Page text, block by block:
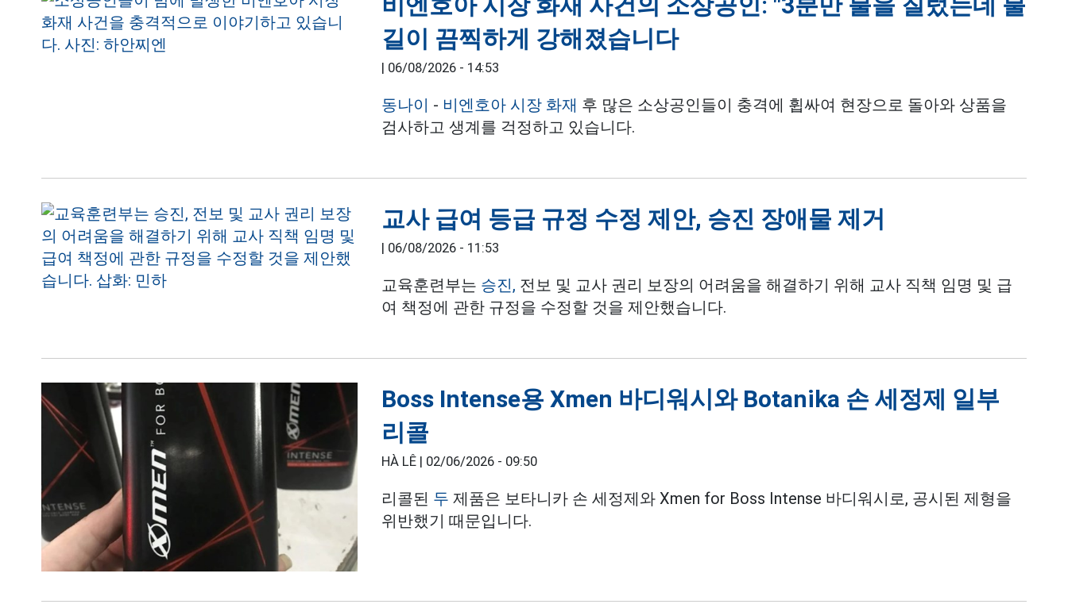
길이 끔찍하게 강해졌습니다
| 06/08/2026 - 14:53
동나이 - 비엔호아 시장 화재 후 많은 소상공인들이 충격에 휩싸여 현장으로 돌아와 상품을
검사하고 생계를 걱정하고 있습니다.
교사 급여 등급 규정 수정 제안, 승진 장애물 제거
| 06/08/2026 - 11:53
교육훈련부는 승진, 전보 및 교사 권리 보장의 어려움을 해결하기 위해 교사 직책 임명 및 급
여 책정에 관한 규정을 수정할 것을 제안했습니다.
Boss Intense용 Xmen 바디워시와 Botanika 손 세정제 일부
리콜
HÀ LÊ | 02/06/2026 - 09:50
리콜된 두 제품은 보타니카 손 세정제와 Xmen for Boss Intense 바디워시로, 공시된 제형을
위반했기 때문입니다.